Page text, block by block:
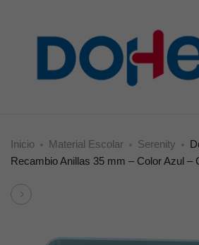
Inicio Material Escolar Serenity
Recambio Anillas 35 mm – Color Azul –
Product
Dohe
Cuaderno